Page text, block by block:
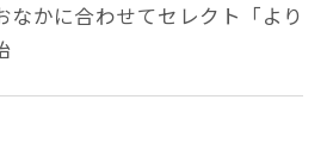
なかに合わせてセレクト「より